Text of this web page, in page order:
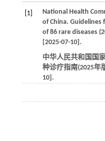
[1]
National Health
of China.
of 86 rare diseases
[2025-07-10].
中华人民共和国国
种诊疗指南(2025年
10].